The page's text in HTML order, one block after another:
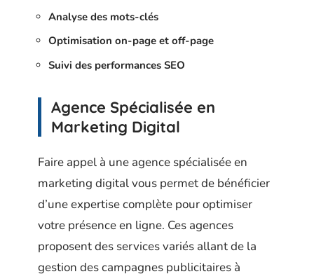
Analyse des mots-clés
Optimisation on-page et off-page
Suivi des performances SEO
Agence Spécialisée en
Marketing Digital
Faire appel à une agence spécialisée en
marketing digital vous permet de bénéficier
d’une expertise complète pour optimiser
votre présence en ligne. Ces agences
proposent des services variés allant de la
gestion des campagnes publicitaires à